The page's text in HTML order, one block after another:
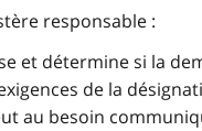
responsable :
et détermine si la
de la
au besoin